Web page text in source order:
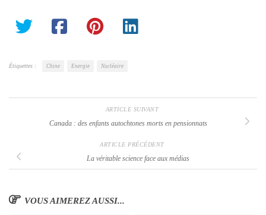
Étiquettes : Chine Energie Nucléaire
ARTICLE SUIVANT
Canada : des enfants autochtones morts en pensionnats
ARTICLE PRÉCÉDENT
La véritable science face aux médias
VOUS AIMEREZ AUSSI...